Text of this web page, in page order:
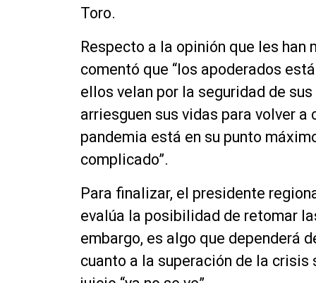
Toro.
Respecto a la opinión que les
comentó que “los apoderados
ellos velan por la seguridad de
arriesguen sus vidas para volver
pandemia está en su punto
complicado”.
Para finalizar, el presidente
evalúa la posibilidad de retomar
embargo, es algo que dependerá
cuanto a la superación de la crisis